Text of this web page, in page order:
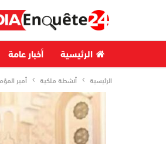
الرئيسية أخبار عامة
الرئيسية أنشطة ملكية أمير